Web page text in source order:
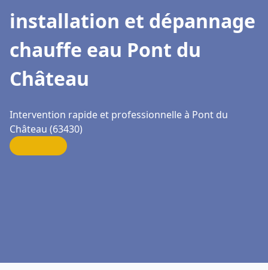
installation et dépannage
chauffe eau Pont du
Château
Intervention rapide et professionnelle à Pont du
Château (63430)